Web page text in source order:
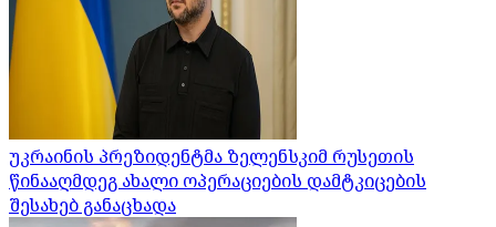
უკრაინის პრეზიდენტმა ზელენსკიმ რუსეთის
წინააღმდეგ ახალი ოპერაციების დამტკიცების
შესახებ განაცხადა